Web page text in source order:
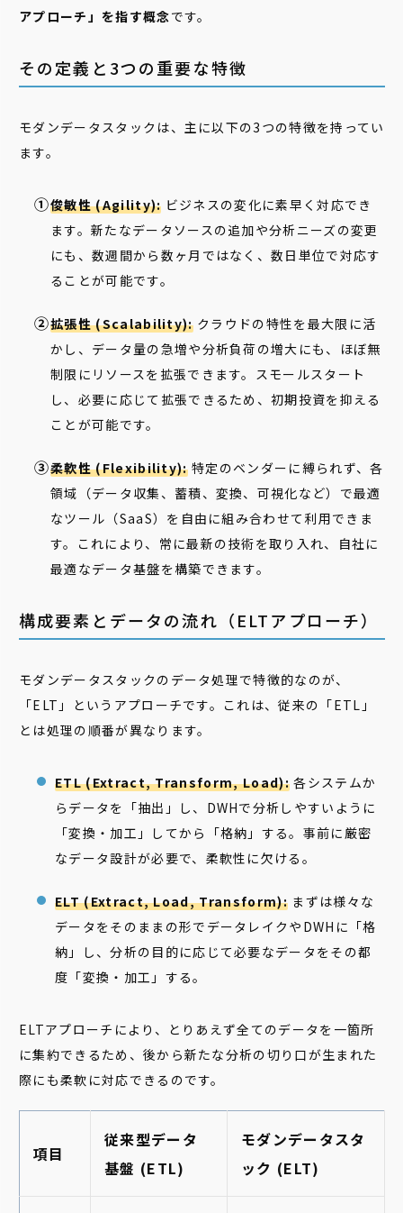
アプローチ」を指す概念です。
その定義と3つの重要な特徴
モダンデータスタックは、主に以下の3つの特徴を持ってい
ます。
俊敏性 (Agility): ビジネスの変化に素早く対応でき
ます。新たなデータソースの追加や分析ニーズの変更
にも、数週間から数ヶ月ではなく、数日単位で対応す
ることが可能です。
拡張性 (Scalability):クラウドの特性を最大限に活
かし、データ量の急増や分析負荷の増大にも、ほぼ無
制限にリソースを拡張できます。スモールスタート
し、必要に応じて拡張できるため、初期投資を抑える
ことが可能です。
柔軟性 (Flexibility):特定のベンダーに縛られず、各
領域（データ収集、蓄積、変換、可視化など）で最適
なツール（SaaS）を自由に組み合わせて利用できま
す。これにより、常に最新の技術を取り入れ、自社に
最適なデータ基盤を構築できます。
構成要素とデータの流れ（ELTアプローチ）
モダンデータスタックのデータ処理で特徴的なのが、
「ELT」というアプローチです。これは、従来の「ETL」
とは処理の順番が異なります。
ETL (Extract, Transform, Load):各システムか
らデータを「抽出」し、DWHで分析しやすいように
「変換・加工」してから「格納」する。事前に厳密
なデータ設計が必要で、柔軟性に欠ける。
ELT (Extract, Load, Transform):まずは様々な
データをそのままの形でデータレイクやDWHに「格
納」し、分析の目的に応じて必要なデータをその都
度「変換・加工」する。
ELTアプローチにより、とりあえず全てのデータを一箇所
に集約できるため、後から新たな分析の切り口が生まれた
際にも柔軟に対応できるのです。
項目
従来型データ
基盤 (ETL)
モダンデータスタ
ック (ELT)